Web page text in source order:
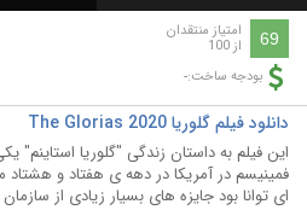
69 امتیاز منتقدان
از 100
بودجه ساخت:-
دانلود فیلم گلوریا The Glorias 2020
این فیلم به داستان زندگی "گلوریا استاینم"
فمینیسم در آمریکا در دهه ی هفتاد و هشتاد
ای توانا بود جایزه های بسیار زیادی از